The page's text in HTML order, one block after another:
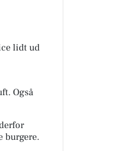
lidt ud
Også
burgere.